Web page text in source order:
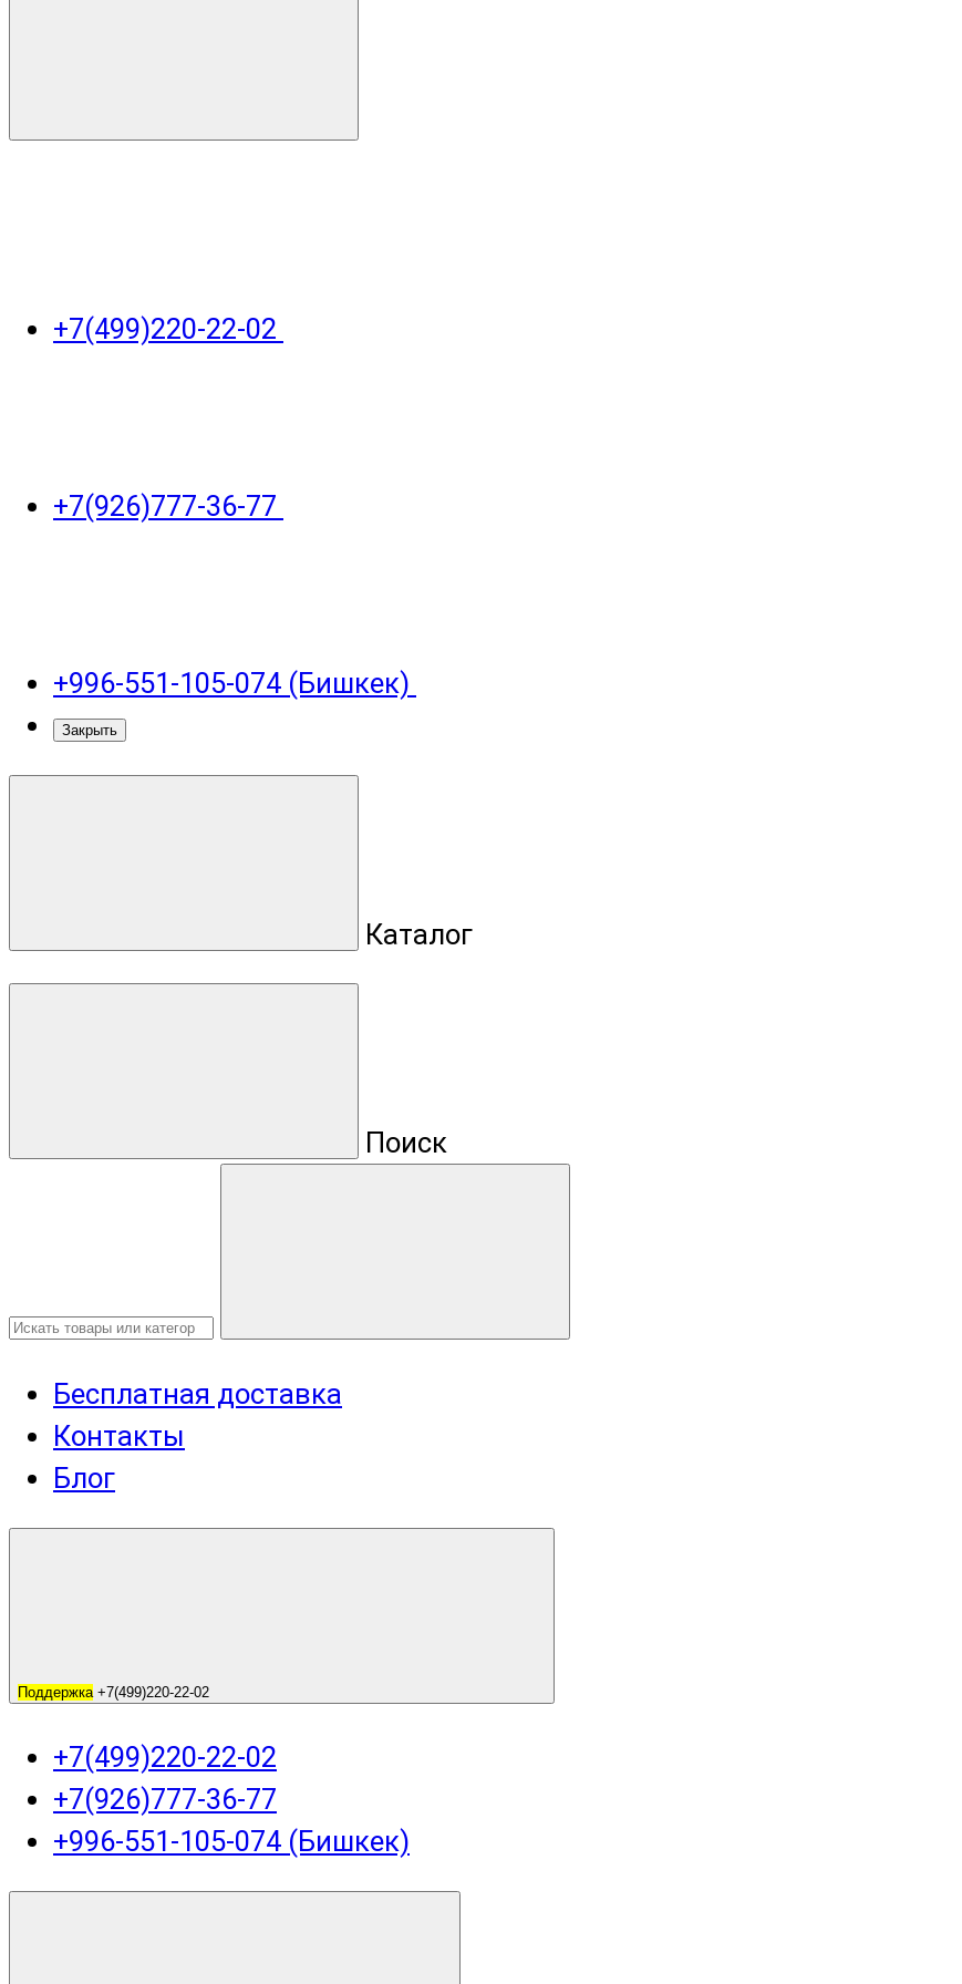
+7(499)220-22-02
+7(926)777-36-77
+996-551-105-074 (Бишкек)
Закрыть
Каталог
Поиск
Бесплатная доставка
Контакты
Блог
Поддержка +7(499)220-22-02
+7(499)220-22-02
+7(926)777-36-77
+996-551-105-074 (Бишкек)